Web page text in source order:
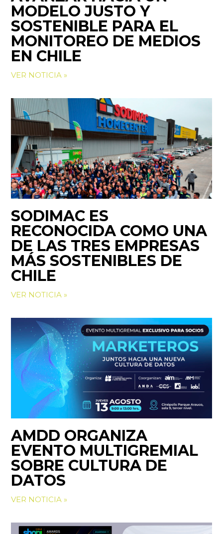
MODELO JUSTO Y
SOSTENIBLE PARA EL
MONITOREO DE MEDIOS
EN CHILE
VER NOTICIA »
SODIMAC ES
RECONOCIDA COMO UNA
DE LAS TRES EMPRESAS
MÁS SOSTENIBLES DE
CHILE
VER NOTICIA »
AMDD ORGANIZA
EVENTO MULTIGREMIAL
SOBRE CULTURA DE
DATOS
VER NOTICIA »